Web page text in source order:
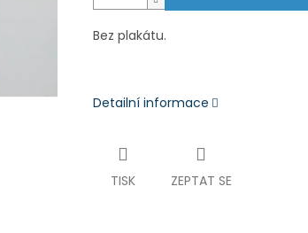
Bez plakátu.
Detailní informace
TISK ZEPTAT SE